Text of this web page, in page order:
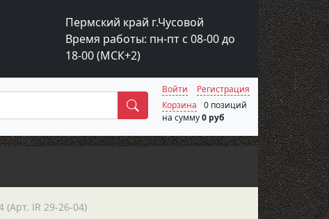
Пермский край г.Чусовой
Время работы: пн-пт с 08-00 до
18-00 (МСК+2)
Поиск
Войти
Регистрация
Корзина
0 позиций
на сумму0 руб
(Арт. IR 29-26-04)